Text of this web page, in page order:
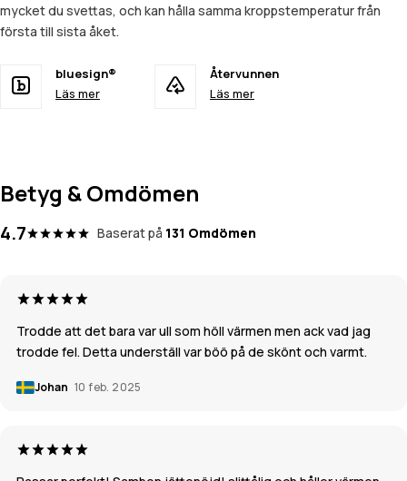
mycket du svettas, och kan hålla samma kroppstemperatur från
första till sista åket.
bluesign®
Läs mer
Återvunnen
Läs mer
Betyg & Omdömen
4.7 Baserat på 131 Omdömen
Trodde att det bara var ull som höll värmen men ack vad jag
trodde fel. Detta underställ var böö på de skönt och varmt.
Johan 10 feb. 2025